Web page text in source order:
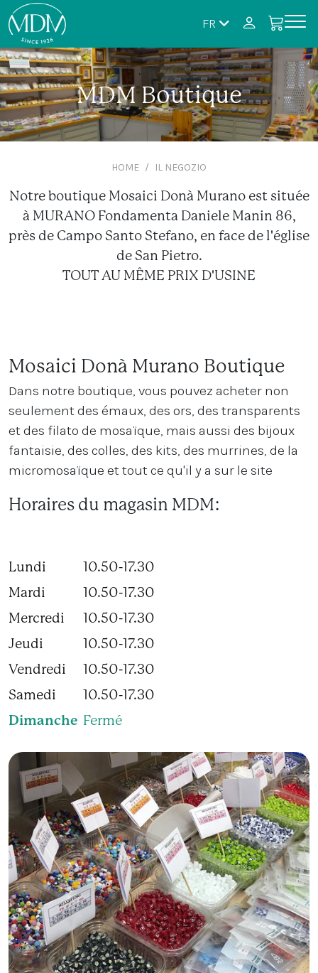
FR
MDM Boutique
HOME IL NEGOZIO
Notre boutique Mosaici Donà Murano est située
à MURANO Fondamenta Daniele Manin 86,
près de Campo Santo Stefano, en face de l'église
de San Pietro.
TOUT AU MÊME PRIX D'USINE
Mosaici Donà Murano Boutique
Dans notre boutique, vous pouvez acheter non
seulement des émaux, des ors, des transparents
et des filato de mosaïque, mais aussi des bijoux
fantaisie, des colles, des kits, des murrines, de la
micromosaïque et tout ce qu'il y a sur le site
Horaires du magasin MDM:
Lundi
10.50-17.30
Mardi
10.50-17.30
Mercredi
10.50-17.30
Jeudi
10.50-17.30
Vendredi
10.50-17.30
Samedi
10.50-17.30
Dimanche Fermé